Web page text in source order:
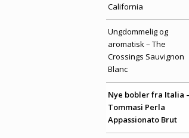
California
Ungdommelig og
aromatisk – The
Crossings Sauvignon
Blanc
Nye bobler fra Italia –
Tommasi Perla
Appassionato Brut